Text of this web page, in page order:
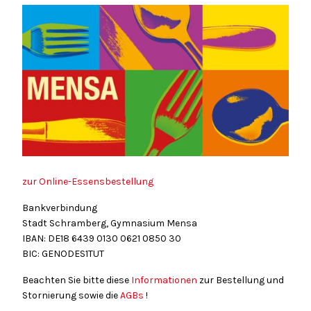
zur Online-Essensbestellung
Bankverbindung
Stadt Schramberg, Gymnasium Mensa
IBAN: DE18 6439 0130 0621 0850 30
BIC: GENODES1TUT
Beachten Sie bitte diese Informationen zur Bestellung und
Stornierung sowie dieAGBs !